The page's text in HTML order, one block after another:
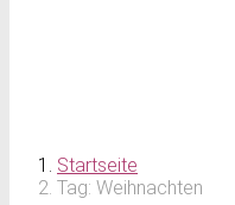
Startseite
Tag: Weihnachten